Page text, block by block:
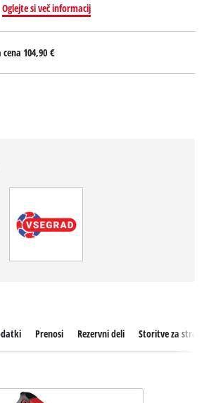
Oglejte si več informacij
cena104,90 €
Prenosi Rezervni deli Storitve za